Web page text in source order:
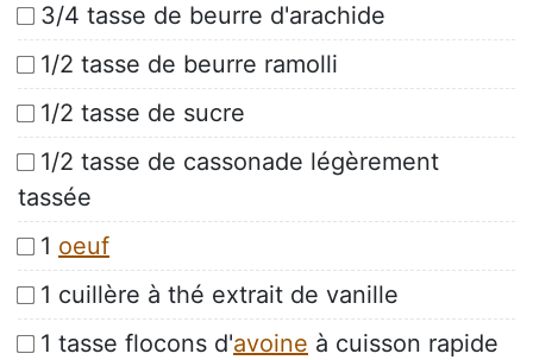
3/4 tasse de beurre d'arachide
1/2 tasse de beurre ramolli
1/2 tasse de sucre
1/2 tasse de cassonade légèrement
tassée
1 oeuf
1 cuillère à thé extrait de vanille
1 tasse flocons d'avoine à cuisson rapide